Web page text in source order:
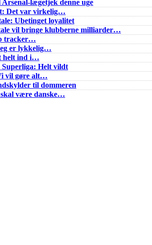
lægetjek denne uge
Det var virkelig…
Ubetinget loyalitet
vil bringe klubberne milliarder…
tracker…
er lykkelig…
helt ind i…
Helt vildt
vil gøre alt…
til dommeren
være danske…